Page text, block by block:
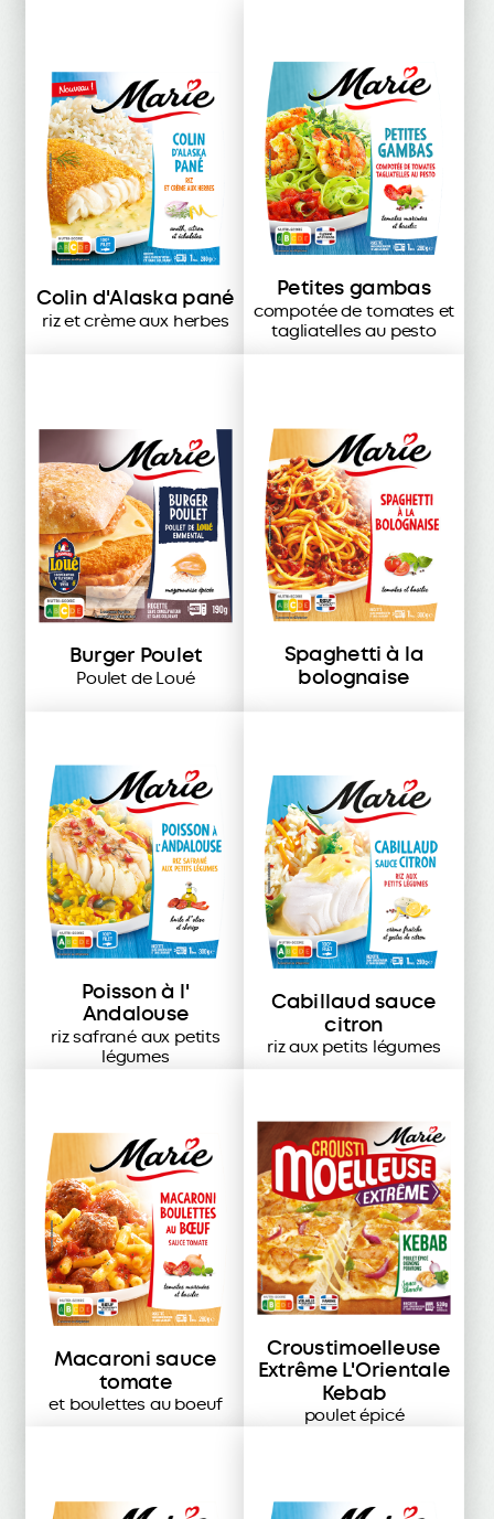
Colin d'Alaska pané
riz et crème aux herbes
Petites gambas
compotée de tomates et
tagliatelles au pesto
Burger Poulet
Poulet de Loué
Spaghetti à la
bolognaise
Poisson à l'
Andalouse
riz safrané aux petits
légumes
Cabillaud sauce
citron
riz aux petits légumes
Macaroni sauce
tomate
et boulettes au boeuf
Croustimoelleuse
Extrême L'Orientale
Kebab
poulet épicé